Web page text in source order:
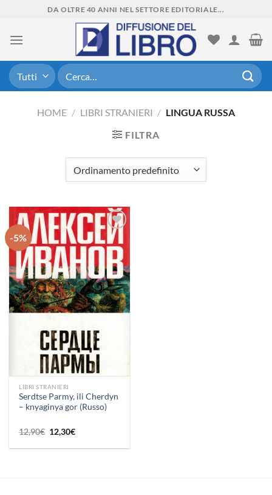
content
DA OLTRE 40 ANNI NEL SETTORE EDITORIALE...
Cerca:
HOME / LIBRI STRANIERI / LINGUA RUSSA
FILTRA
-5%
Aggiungi
alla lista
dei
desideri
LIBRI STRANIERI
Serdtse Parmy, ili Cherdyn
– knyaginya gor (Russo)
12,90€ Il
prezzo
originale
12,30€Il
attuale